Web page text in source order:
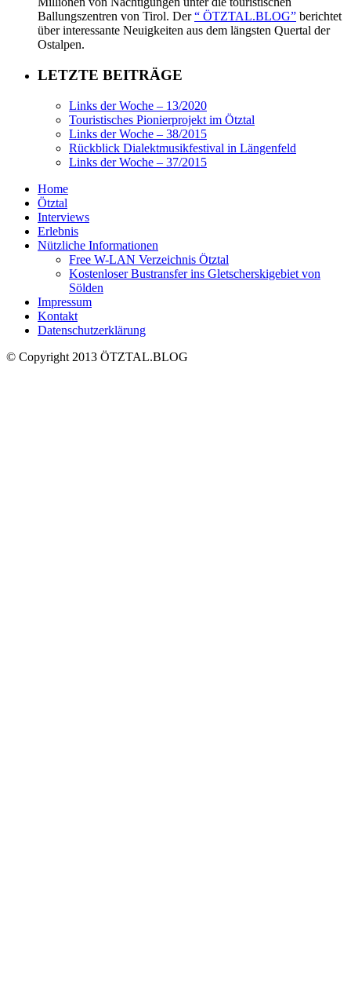
Ballungszentren von Tirol. Der“ ÖTZTAL.BLOG” berichtet
über interessante Neuigkeiten aus dem längsten Quertal der
Ostalpen.
LETZTE BEITRÄGE
Links der Woche – 13/2020
Touristisches Pionierprojekt im Ötztal
Links der Woche – 38/2015
Rückblick Dialektmusikfestival in Längenfeld
Links der Woche – 37/2015
Home
Ötztal
Interviews
Erlebnis
Nützliche Informationen
Free W-LAN Verzeichnis Ötztal
Kostenloser Bustransfer ins Gletscherskigebiet von
Sölden
Impressum
Kontakt
Datenschutzerklärung
© Copyright 2013 ÖTZTAL.BLOG